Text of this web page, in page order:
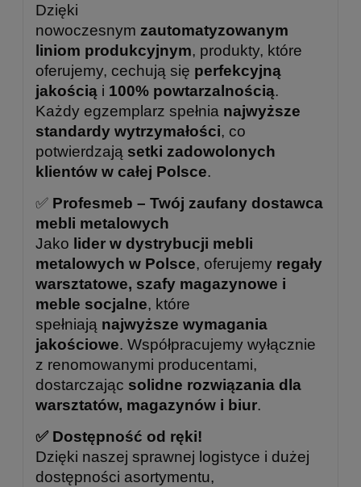
Dzięki
nowoczesnym zautomatyzowanym
liniom produkcyjnym, produkty, które
oferujemy, cechują się perfekcyjną
jakością i 100% powtarzalnością.
Każdy egzemplarz spełnia najwyższe
standardy wytrzymałości, co
potwierdzają setki zadowolonych
klientów w całej Polsce.
✅ Profesmeb – Twój zaufany dostawca
mebli metalowych
Jako lider w dystrybucji mebli
metalowych w Polsce, oferujemy regały
warsztatowe, szafy magazynowe i
meble socjalne, które
spełniają najwyższe wymagania
jakościowe. Współpracujemy wyłącznie
z renomowanymi producentami,
dostarczając solidne rozwiązania dla
warsztatów, magazynów i biur.
✅ Dostępność od ręki!
Dzięki naszej sprawnej logistyce i dużej
dostępności asortymentu,